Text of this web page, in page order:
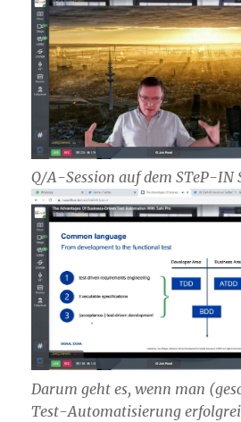
Q/A-Session auf dem STeP-IN
Darum geht es, wenn man
Test-Automatisierung